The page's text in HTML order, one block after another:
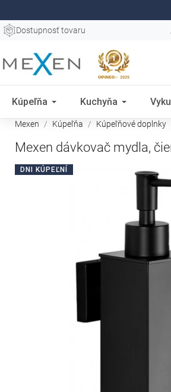
Dostupnosť tovaru
Kúpeľňa Kuchyňa
Mexen Kúpeľňa Kúpeľňové doplnky
Mexen dávkovač mydla,
DNI KÚPEĽNÍ